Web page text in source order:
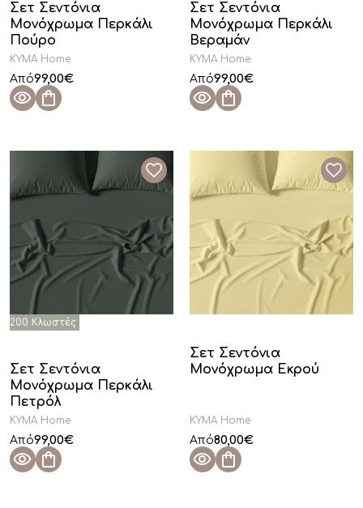
Σετ Σεντόνια
Μονόχρωμα Περκάλι
Πούρο
KYMA Home
Από99,00€
Σετ Σεντόνια
Μονόχρωμα Περκάλι
Βεραμάν
KYMA Home
Από99,00€
Σετ Σεντόνια
Μονόχρωμα Περκάλι
Πετρόλ
KYMA Home
Από99,00€
Σετ Σεντόνια
Μονόχρωμα Εκρού
KYMA Home
Από80,00€